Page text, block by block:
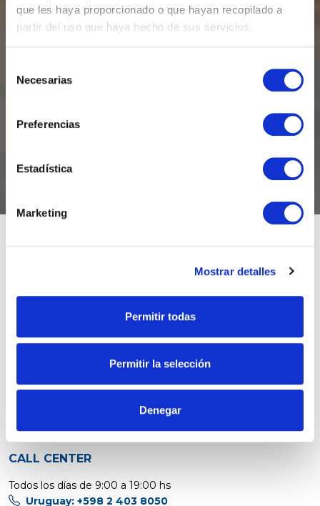
que les haya proporcionado o que hayan recopilado a
partir del uso que haya hecho de sus servicios.
Necesarias
Preferencias
Estadística
Marketing
Mostrar detalles
Permitir todas
Permitir la selección
Denegar
Uruguay
CALL CENTER
Todos los días de 9:00 a 19:00 hs
Uruguay: +598 2 403 8050